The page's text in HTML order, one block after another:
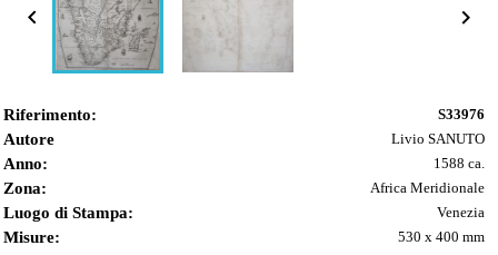
 
Riferimento: S33976
Autore Livio SANUTO
Anno: 1588 ca.
Zona: Africa Meridionale
Luogo di Stampa: Venezia
Misure: 530 x 400 mm